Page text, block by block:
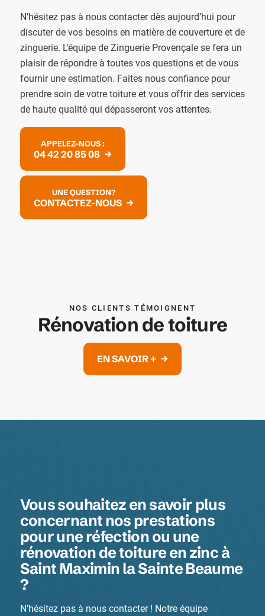
N’hésitez pas à nous contacter dès aujourd’hui pour
discuter de vos besoins en matière de couverture et de
zinguerie. L’équipe de Zinguerie Provençale se fera un
plaisir de répondre à toutes vos questions et de vous
fournir une estimation. Faites nous confiance pour
prendre soin de votre toiture et vous offrir des services
de haute qualité qui dépasseront vos attentes.
APPELEZ-NOUS :
04 42 20 85 08
UNE QUESTION?
CONTACTEZ-NOUS
NOS CLIENTS TÉMOIGNENT
Rénovation de toiture
EN SAVOIR +
Vous souhaitez en savoir plus
concernant nos prestations
pour une réfection ou une
rénovation de toiture en zinc à
Saint Maximin la Sainte Beaume
?
N’hésitez pas à nous contacter ! Notre équipe